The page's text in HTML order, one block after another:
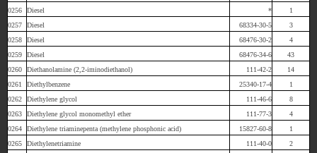
0256
Diesel *
1
0257
Diesel 68334-30-5
3
0258
Diesel 68476-30-2
4
0259
Diesel 68476-34-6
43
0260
Diethanolamine (2,2-iminodiethanol) 111-42-2
14
0261
Diethylbenzene 25340-17-4
1
0262
Diethylene glycol 111-46-6
8
0263
Diethylene glycol monomethyl ether 111-77-3
4
0264
Diethylene triaminepenta (methylene phosphonic acid) 15827-60-8
1
0265
Diethylenetriamine 111-40-0
2